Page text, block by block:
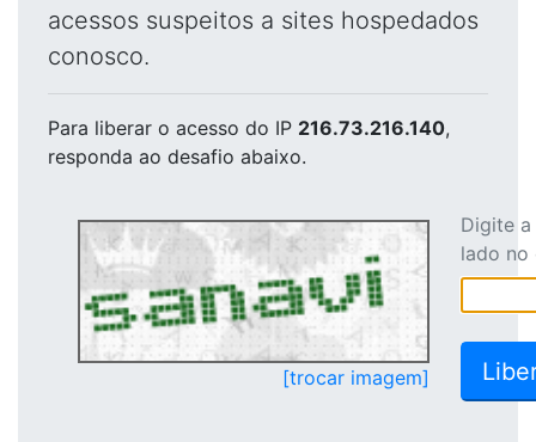
acessos suspeitos a sites hospedados
conosco.
Para liberar o acesso do IP 216.73.216.140,
responda ao desafio abaixo.
[trocar imagem]
Digite
lado no